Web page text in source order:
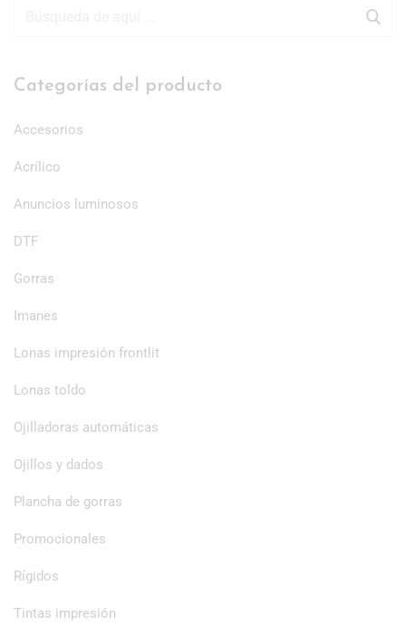
Categorías del producto
Accesorios
Acrílico
Anuncios luminosos
DTF
Gorras
Imanes
Lonas impresión frontlit
Lonas toldo
Ojilladoras automáticas
Ojillos y dados
Plancha de gorras
Promocionales
Rígidos
Tintas impresión